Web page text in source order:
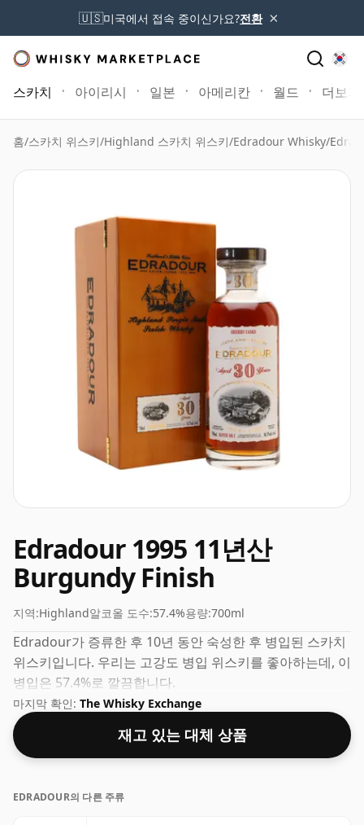
🇺🇸미국에서 접속 중이신가요?전환 ×
스카치 아이리시 일본 아메리칸 월드 더보기
홈/스카치 위스키/Highland 스카치 위스키/Edradour Whisky/
Edradour 1995 11년산
Burgundy Finish
지역:Highland알코올 도수:57.4%용량:700ml
Edradour가 증류한 후 10년 동안 숙성한 후 병입된 스카치
위스키입니다. 우리는 고강도 병입 위스키를 좋아하는데, 이
병입은 57.4%로 깔끔합니다.
마지막 확인: The Whisky Exchange
재고 있는 대체 상품
EDRADOUR의 다른 주류